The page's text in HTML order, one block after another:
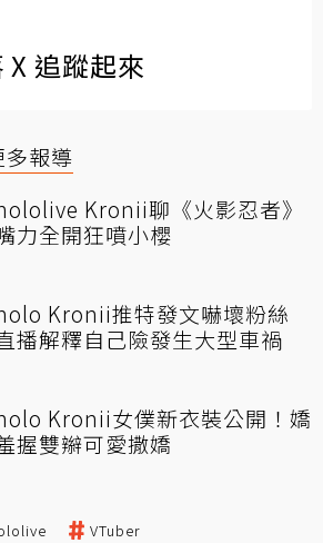
追蹤起來
報導
Kronii聊《火影忍者》
力全開狂噴小櫻
Kronii推特發文嚇壞粉絲
播解釋自己險發生大型車禍
Kronii女僕新衣裝公開！嬌
握雙辮可愛撒嬌
VTuber